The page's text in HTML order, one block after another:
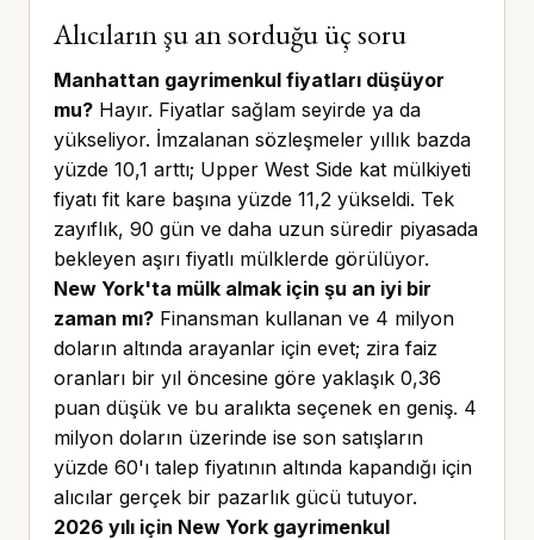
Alıcıların şu an sorduğu üç soru
Manhattan gayrimenkul fiyatları düşüyor
mu? Hayır. Fiyatlar sağlam seyirde ya da
yükseliyor. İmzalanan sözleşmeler yıllık bazda
yüzde 10,1 arttı; Upper West Side kat mülkiyeti
fiyatı fit kare başına yüzde 11,2 yükseldi. Tek
zayıflık, 90 gün ve daha uzun süredir piyasada
bekleyen aşırı fiyatlı mülklerde görülüyor.
New York'ta mülk almak için şu an iyi bir
zaman mı? Finansman kullanan ve 4 milyon
doların altında arayanlar için evet; zira faiz
oranları bir yıl öncesine göre yaklaşık 0,36
puan düşük ve bu aralıkta seçenek en geniş. 4
milyon doların üzerinde ise son satışların
yüzde 60'ı talep fiyatının altında kapandığı için
alıcılar gerçek bir pazarlık gücü tutuyor.
2026 yılı için New York gayrimenkul